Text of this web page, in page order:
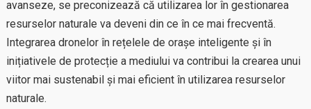
avanseze, se preconizează că utilizarea lor în gestionarea
resurselor naturale va deveni din ce în ce mai frecventă.
Integrarea dronelor în rețelele de orașe inteligente și în
inițiativele de protecție a mediului va contribui la crearea unui
viitor mai sustenabil și mai eficient în utilizarea resurselor
naturale.